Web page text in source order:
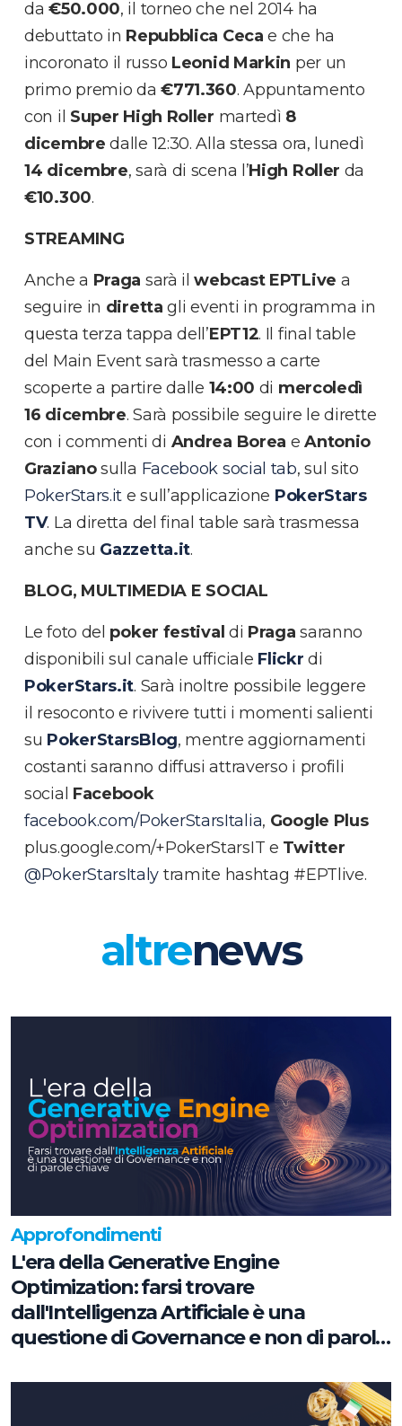
da€50.000, il torneo che nel 2014 ha
debuttato in Repubblica Cecae che ha
incoronato il russo Leonid Markin per un
primo premio da€771.360. Appuntamento
con il Super High Roller martedì 8
dicembredalle 12:30. Alla stessa ora, lunedì
14 dicembre, sarà di scena l’High Roller da
€10.300.
STREAMING
Anche a Praga sarà ilwebcast EPTLive a
seguire in diretta gli eventi in programma in
questa terza tappa dell’EPT12. Il final table
del Main Event sarà trasmesso a carte
scoperte a partire dalle 14:00 di mercoledì
16 dicembre. Sarà possibile seguire le dirette
con i commenti di Andrea Borea eAntonio
Grazianosulla Facebook social tab, sul sito
PokerStars.it e sull’applicazione PokerStars
TV. La diretta del final table sarà trasmessa
anche su Gazzetta.it.
BLOG, MULTIMEDIA E SOCIAL
Le foto del poker festival di Pragasaranno
disponibili sul canale ufficiale Flickr di
PokerStars.it. Sarà inoltre possibile leggere
il resoconto e rivivere tutti i momenti salienti
su PokerStarsBlog, mentre aggiornamenti
costanti saranno diffusi attraverso i profili
social Facebook
facebook.com/PokerStarsItalia, Google Plus
plus.google.com/+PokerStarsIT e Twitter
@PokerStarsItaly tramite hashtag #EPTlive.
altrenews
Approfondimenti
L'era della Generative Engine
Optimization: farsi trovare
dall'Intelligenza Artificiale è una
questione di Governance e non di parole